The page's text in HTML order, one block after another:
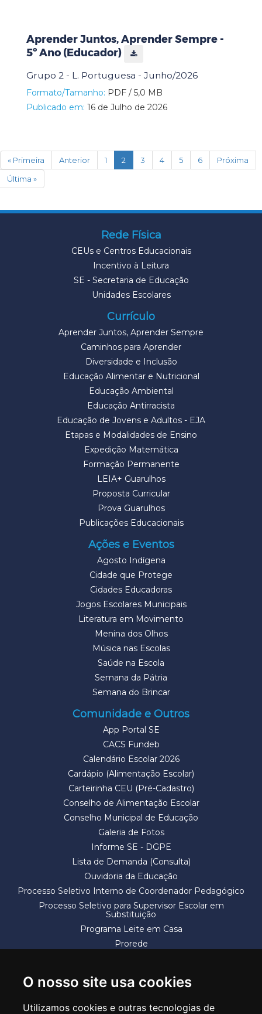
O nosso site usa cookies
Utilizamos cookies e outras tecnologias de
Aprender Juntos, Aprender Sempre -
5º Ano (Educador)
Grupo 2 - L. Portuguesa - Junho/2026
Formato/Tamanho: PDF / 5,0 MB
Publicado em: 16 de Julho de 2026
« Primeira Anterior 1 2 (current)
3 4 5 6
Próxima
Última »
Rede Física
CEUs e Centros Educacionais
Incentivo à Leitura
SE - Secretaria de Educação
Unidades Escolares
Currículo
Aprender Juntos, Aprender Sempre
Caminhos para Aprender
Diversidade e Inclusão
Educação Alimentar e Nutricional
Educação Ambiental
Educação Antirracista
Educação de Jovens e Adultos - EJA
Etapas e Modalidades de Ensino
Expedição Matemática
Formação Permanente
LEIA+ Guarulhos
Proposta Curricular
Prova Guarulhos
Publicações Educacionais
Ações e Eventos
Agosto Indígena
Cidade que Protege
Cidades Educadoras
Jogos Escolares Municipais
Literatura em Movimento
Menina dos Olhos
Música nas Escolas
Saúde na Escola
Semana da Pátria
Semana do Brincar
Comunidade e Outros
App Portal SE
CACS Fundeb
Calendário Escolar 2026
Cardápio (Alimentação Escolar)
Carteirinha CEU (Pré-Cadastro)
Conselho de Alimentação Escolar
Conselho Municipal de Educação
Galeria de Fotos
Informe SE - DGPE
Lista de Demanda (Consulta)
Ouvidoria da Educação
Processo Seletivo Interno de Coordenador Pedagógico
Processo Seletivo para Supervisor Escolar em
Substituição
Programa Leite em Casa
Prorede